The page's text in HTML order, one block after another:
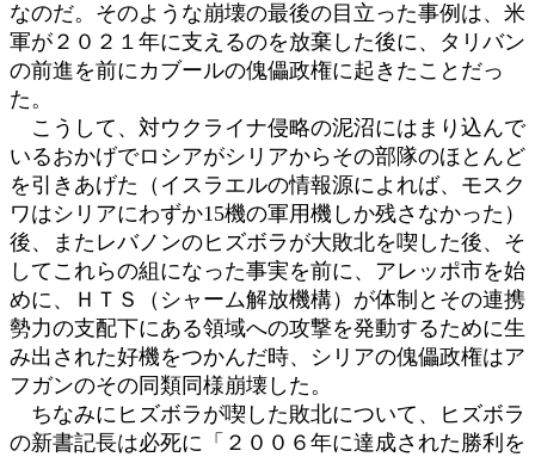
なのだ。そのような崩壊の最後の目立った事例は、米
軍が２０２１年に支えるのを放棄した後に、タリバン
の前進を前にカブールの傀儡政権に起きたことだっ
た。
こうして、対ウクライナ侵略の泥沼にはまり込んで
いるおかげでロシアがシリアからその部隊のほとんど
を引きあげた（イスラエルの情報源によれば、モスク
ワはシリアにわずか15機の軍用機しか残さなかった）
後、またレバノンのヒズボラが大敗北を喫した後、そ
してこれらの組になった事実を前に、アレッポ市を始
めに、ＨＴＳ（シャーム解放機構）が体制とその連携
勢力の支配下にある領域への攻撃を発動するために生
み出された好機をつかんだ時、シリアの傀儡政権はア
フガンのその同類同様崩壊した。
ちなみにヒズボラが喫した敗北について、ヒズボラ
の新書記長は必死に「２００６年に達成された勝利を